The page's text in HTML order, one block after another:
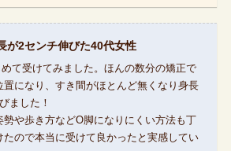
が2センチ伸びた40代女性
て受けてみました。ほんの数分の矯正で
置になり、すき間がほとんど無くなり身長
ました！
勢や歩き方などO脚になりにくい方法も丁
たので本当に受けて良かったと実感してい